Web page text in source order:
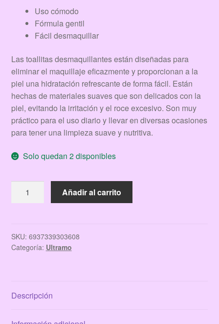
original
era:
es:
Uso cómodo
Fórmula gentil
Fácil desmaquillar
Las toallitas desmaquillantes están diseñadas para
eliminar el maquillaje eficazmente y proporcionan a la
piel una hidratación refrescante de forma fácil. Están
hechas de materiales suaves que son delicados con la
piel, evitando la irritación y el roce excesivo. Son muy
práctico para el uso diario y llevar en diversas ocasiones
para tener una limpieza suave y nutritiva.
Solo quedan 2 disponibles
DESMAQUILLANTES
cantidad
Añadir al carrito
SKU: 6937339303608
Categoría: Ultramo
Descripción